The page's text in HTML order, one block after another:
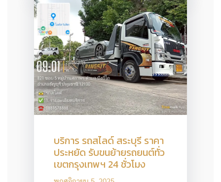
บริการ รถสไลด์ สระบุรี ราคา
ประหยัด รับขนย้ายรถยนต์ทั่ว
เขตกรุงเทพฯ 24 ชั่วโมง